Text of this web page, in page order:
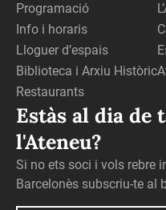
Programació
Info i horaris
Lloguer d’espais
Biblioteca i Arxiu Històric
Restaurants
Estàs al dia de
l'Ateneu?
Si no ets soci i vols rebre
Barcelonès subscriu-te al